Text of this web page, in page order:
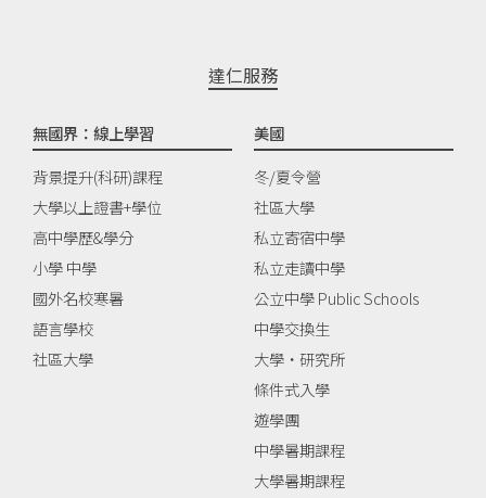
達仁服務
無國界：線上學習
背景提升(科研)課程
大學以上證書+學位
高中學歷&學分
小學 中學
國外名校寒暑
語言學校
社區大學
美國
冬/夏令營
社區大學
私立寄宿中學
私立走讀中學
公立中學 Public Schools
中學交換生
大學‧研究所
條件式入學
遊學團
中學暑期課程
大學暑期課程